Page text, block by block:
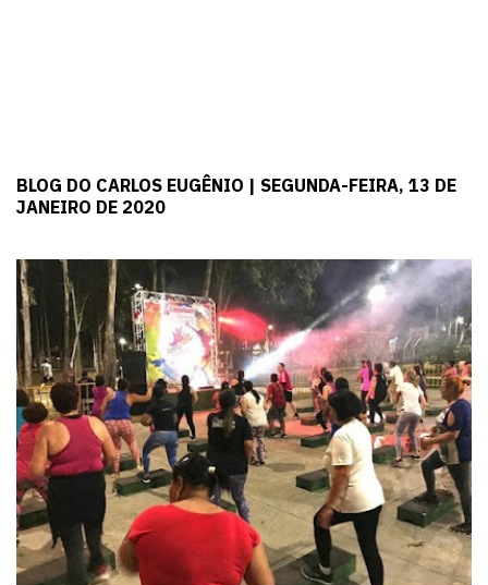
BLOG DO CARLOS EUGÊNIO | SEGUNDA-FEIRA, 13 DE
JANEIRO DE 2020